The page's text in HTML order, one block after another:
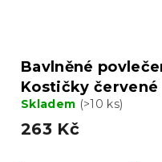
Bavlněné
Kostičky červené
Skladem (>10 ks)
263 Kč